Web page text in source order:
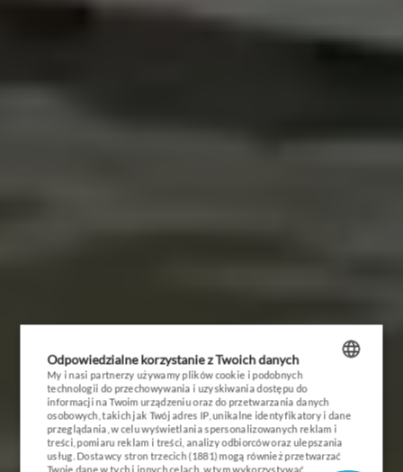
EVENTY
ZAINWESTUJ
GALERIA
KONTAKT
POLISH
ENGLISH
GERMAN
Odpowiedzialne korzystanie z Twoich danych
My i nasi partnerzy używamy plików cookie i podobnych
technologii do przechowywania i uzyskiwania dostępu do
informacji na Twoim urządzeniu oraz do przetwarzania danych
osobowych, takich jak Twój adres IP, unikalne identyfikatory i dane
przeglądania, w celu wyświetlania spersonalizowanych reklam i
treści, pomiaru reklam i treści, analizy odbiorców oraz ulepszania
usług. Dostawcy stron trzecich (1881)mogą również przetwarzać
Twoje dane w tych i innych celach, w tym wykorzystywać